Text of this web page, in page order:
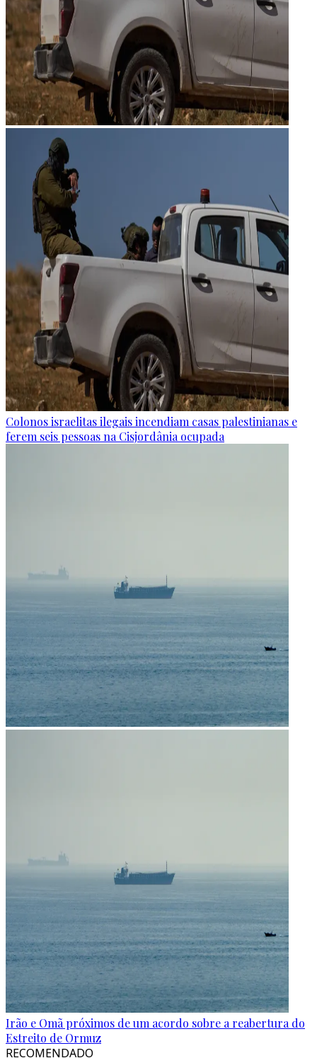
Colonos israelitas ilegais incendiam casas palestinianas e
ferem seis pessoas na Cisjordânia ocupada
Irão e Omã próximos de um acordo sobre a reabertura do
Estreito de Ormuz
RECOMENDADO